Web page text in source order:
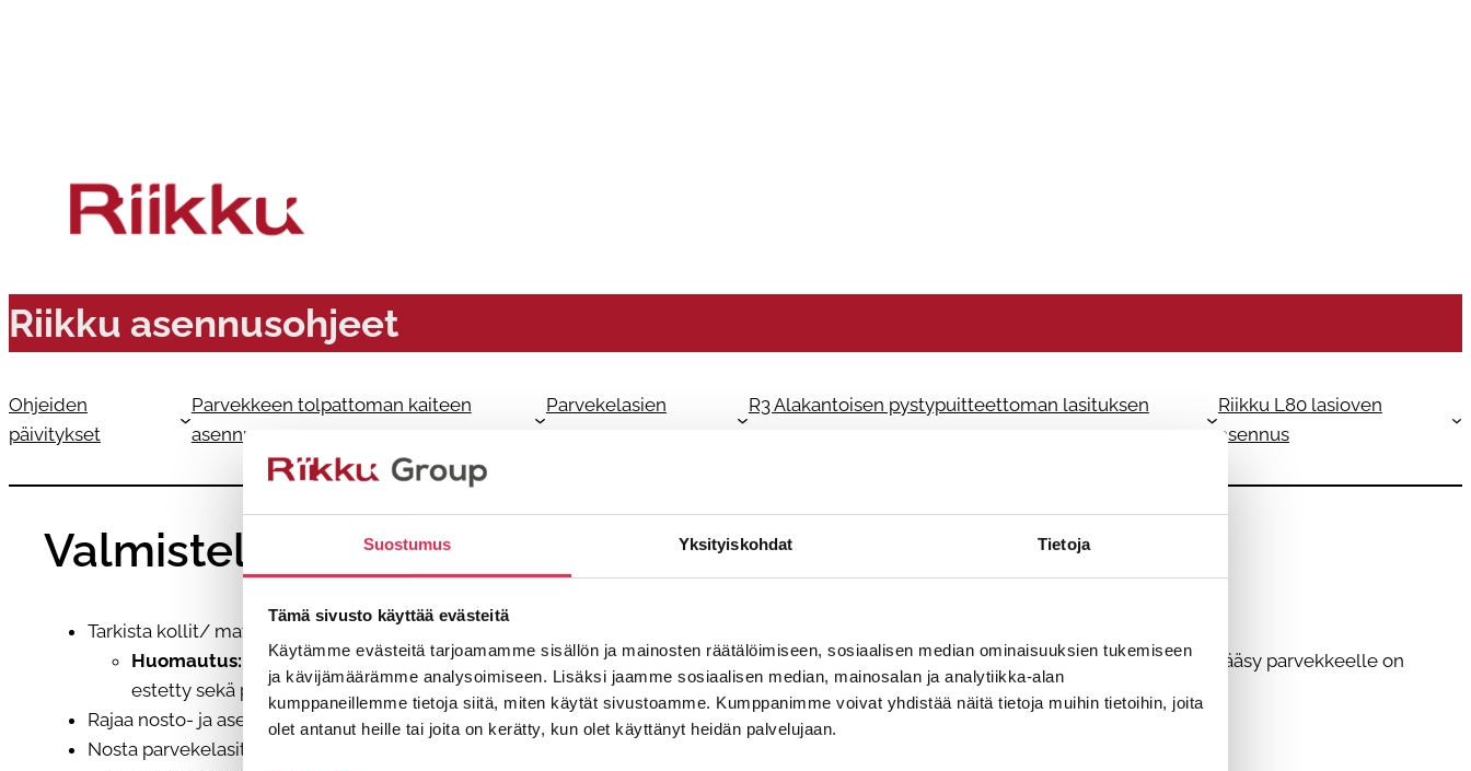
Suostumus Yksityiskohdat Tietoja
Tämä sivusto käyttää evästeitä
Käytämme evästeitä tarjoamamme sisällön ja mainosten räätälöimiseen, sosiaalisen median ominaisuuksien tukemiseen
ja kävijämäärämme analysoimiseen. Lisäksi jaamme sosiaalisen median, mainosalan ja analytiikka-alan
kumppaneillemme tietoja siitä, miten käytät sivustoamme. Kumppanimme voivat yhdistää näitä tietoja muihin tietoihin, joita
olet antanut heille tai joita on kerätty, kun olet käyttänyt heidän palvelujaan.
Riikku asennusohjeet
Ohjeiden
päivitykset
Parvekkeen tolpattoman kaiteen
asennus
Parvekelasien
R3 Alakantoisen pystypuitteettoman lasituksen
Riikku L80 lasioven
asennus
Valmistelevat työvaiheet
Tarkista kollit/ materiaalit silmämääräisesti.
Huomautus: Sopimusteknisesti pyritään siihen, että väliaikaiset kaiteet on purettu parvekkeilta tilaajan toimesta ja asiattomien pääsy parvekkeelle on
estetty sekä parvekkeet on tyhjätty ennen Riikun asennusta.
Rajaa nosto- ja asennusalue lippusiimalla.
Nosta parvekelasit parvekkeille.